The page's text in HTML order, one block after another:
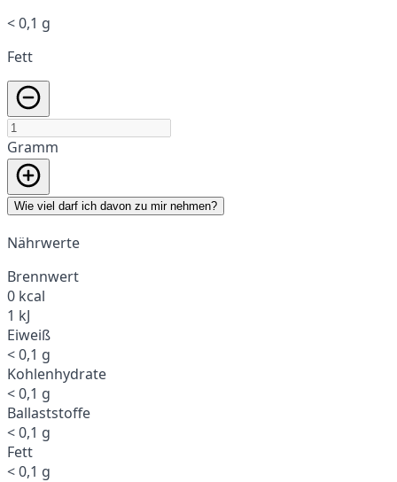
< 0,1 g
Fett
Gramm
Wie viel darf ich davon zu mir nehmen?
Nährwerte
Brennwert
0 kcal
1 kJ
Eiweiß
< 0,1 g
Kohlenhydrate
< 0,1 g
Ballaststoffe
< 0,1 g
Fett
< 0,1 g